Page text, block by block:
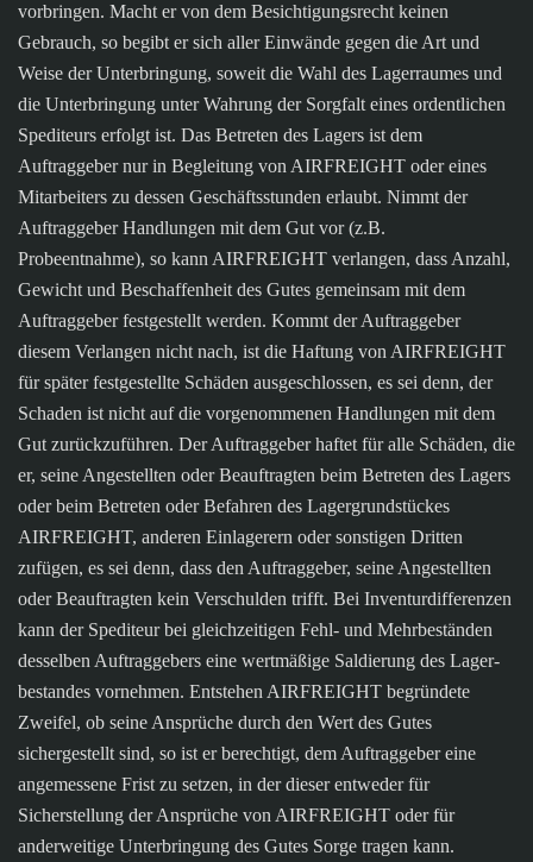
vorbringen. Macht er von dem Besichtigungsrecht keinen
Gebrauch, so begibt er sich aller Einwände gegen die Art und
Weise der Unterbringung, soweit die Wahl des Lagerraumes und
die Unterbringung unter Wahrung der Sorgfalt eines ordentlichen
Spediteurs erfolgt ist. Das Betreten des Lagers ist dem
Auftraggeber nur in Begleitung von AIRFREIGHT oder eines
Mitarbeiters zu dessen Geschäftsstunden erlaubt. Nimmt der
Auftraggeber Handlungen mit dem Gut vor (z.B.
Probeentnahme), so kann AIRFREIGHT verlangen, dass Anzahl,
Gewicht und Beschaffenheit des Gutes gemeinsam mit dem
Auftraggeber festgestellt werden. Kommt der Auftraggeber
diesem Verlangen nicht nach, ist die Haftung von AIRFREIGHT
für später festgestellte Schäden ausgeschlossen, es sei denn, der
Schaden ist nicht auf die vorgenommenen Handlungen mit dem
Gut zurückzuführen. Der Auftraggeber haftet für alle Schäden, die
er, seine Angestellten oder Beauftragten beim Betreten des Lagers
oder beim Betreten oder Befahren des Lagergrundstückes
AIRFREIGHT, anderen Einlagerern oder sonstigen Dritten
zufügen, es sei denn, dass den Auftraggeber, seine Angestellten
oder Beauftragten kein Verschulden trifft. Bei Inventurdifferenzen
kann der Spediteur bei gleichzeitigen Fehl- und Mehrbeständen
desselben Auftraggebers eine wertmäßige Saldierung des Lager-
bestandes vornehmen. Entstehen AIRFREIGHT begründete
Zweifel, ob seine Ansprüche durch den Wert des Gutes
sichergestellt sind, so ist er berechtigt, dem Auftraggeber eine
angemessene Frist zu setzen, in der dieser entweder für
Sicherstellung der Ansprüche von AIRFREIGHT oder für
anderweitige Unterbringung des Gutes Sorge tragen kann.